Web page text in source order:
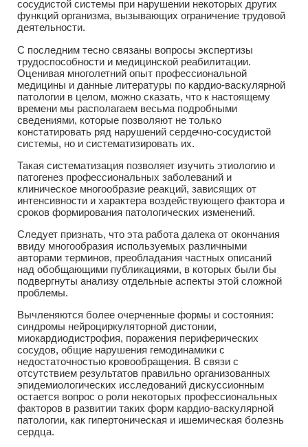
сосудистой системы при нарушении некоторых других
функций организма, вызывающих ограничение трудовой
деятельности.
С последним тесно связаны вопросы экспертизы
трудоспособности и медицинской реабилитации.
Оценивая многолетний опыт профессиональной
медицины и данные литературы по кардио-васкулярной
патологии в целом, можно сказать, что к настоящему
времени мы располагаем весьма подробными
сведениями, которые позволяют не только
констатировать ряд нарушений сердечно-сосудистой
системы, но и систематизировать их.
Такая систематизация позволяет изучить этиологию и
патогенез профессиональных заболеваний и
клиническое многообразие реакций, зависящих от
интенсивности и характера воздействующего фактора и
сроков формирования патологических изменений.
Следует признать, что эта работа далека от окончания
ввиду многообразия используемых различными
авторами терминов, преобладания частных описаний
над обобщающими публикациями, в которых были бы
подвергнуты анализу отдельные аспекты этой сложной
проблемы.
Вычленяются более очерченные формы и состояния:
синдромы нейроциркуляторной дистонии,
миокардиодистрофия, поражения периферических
сосудов, общие нарушения гемодинамики с
недостаточностью кровообращения. В связи с
отсутствием результатов правильно организованных
эпидемиологических исследований дискуссионным
остается вопрос о роли некоторых профессиональных
факторов в развитии таких форм кардио-васкулярной
патологии, как гипертоническая и ишемическая болезнь
сердца.